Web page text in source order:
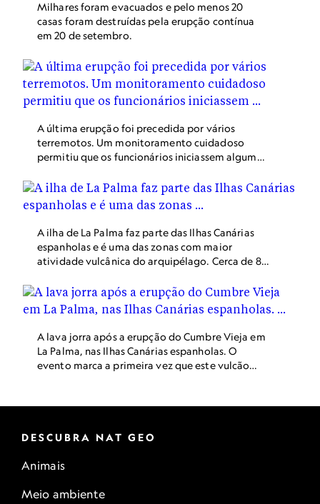
amostras da rocha do vulcão, o que os ajudará a
entender a erupção atual.
Milhares foram evacuados e pelo menos 20
casas foram destruídas pela erupção contínua
em 20 de setembro.
A última erupção foi precedida por vários
terremotos. Um monitoramento cuidadoso
permitiu que os funcionários iniciassem algumas
A ilha de La Palma faz parte das Ilhas Canárias
espanholas e é uma das zonas com maior
atividade vulcânica do arquipélago. Cerca de 85
A lava jorra após a erupção do Cumbre Vieja em
La Palma, nas Ilhas Canárias espanholas. O
evento marca a primeira vez que este vulcão
DESCUBRA NAT GEO
Animais
Meio ambiente